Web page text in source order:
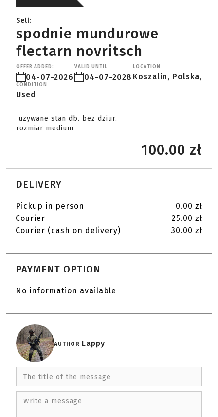
Sell:
spodnie mundurowe
flectarn novritsch
OFFER ADDED:
04-07-2026
VALID UNTIL
04-07-2028
LOCATION
Koszalin, Polska,
CONDITION
Used
rozmiar medium
100.00 zł
DELIVERY
Pickup in person
0.00 zł
Courier
25.00 zł
Courier (cash on delivery)
30.00 zł
PAYMENT OPTION
No information available
AUTHOR Lappy
The title of the message
Write a message